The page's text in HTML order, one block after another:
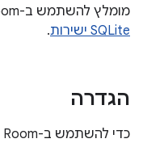
מומלץ להשתמש ב-Room במקום
SQLite ישירות
.
הגדרה